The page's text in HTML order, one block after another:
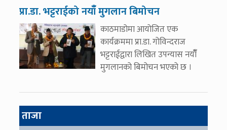
प्रा.डा. भट्टराईको नयाँँ मुगलान बिमोचन
काठमाडोमा आयोजित एक
कार्यक्रममा प्रा.डा. गोविन्दराज
भट्टराईद्वारा लिखित उपन्यास नयाँँ
मुगलानको बिमोचन भएको छ ।
ताजा